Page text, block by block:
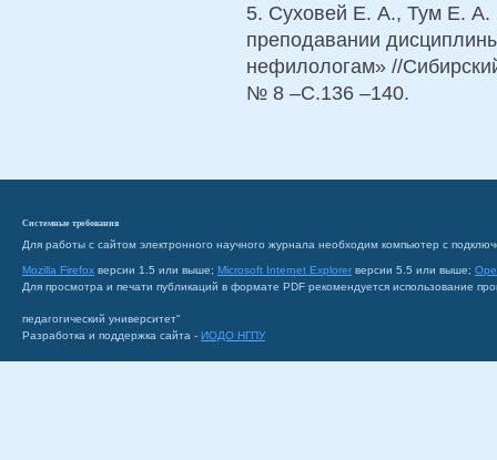
5. Суховей Е. А., Тум Е. А.
преподавании
нефилологам» //
№ 8 –С.136 –140.
Системные требования
Для работы с сайтом электронного научного журнала необходим компьютер с
Mozilla Firefox версии 1.5 или выше; Microsoft Internet Explorer версии 5.5 или выше;
Для просмотра и печати публикаций в формате PDF рекомендуется использование
педагогический университет"
Разработка и поддержка сайта - ИОДО НГПУ